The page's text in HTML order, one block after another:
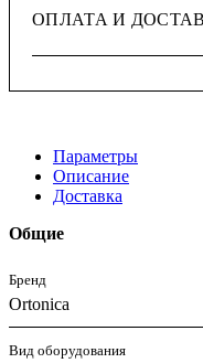
ОПЛАТА И
Параметры
Описание
Доставка
Общие
Бренд
Ortonica
Вид оборудования